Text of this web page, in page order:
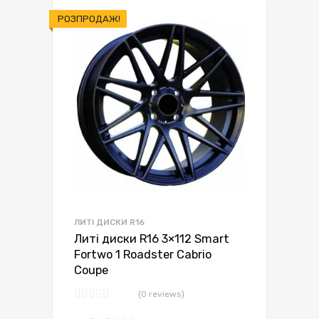
РОЗПРОДАЖ!
ЛИТІ ДИСКИ R16
Литі диски R16 3×112 Smart
Fortwo 1 Roadster Cabrio
Coupe
(0 reviews)